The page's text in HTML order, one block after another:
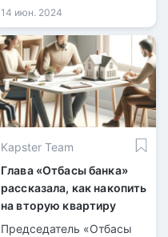
квартиру от государства,
а реформы жилищной
политики расширяют эти
возможности.
14 июн. 2024
Kapster Team
Глава «Отбасы банка»
рассказала, как накопить
на вторую квартиру
Председатель «Отбасы